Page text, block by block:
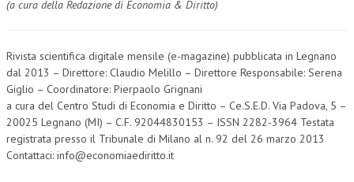
(a cura della Redazione di Economia & Diritto)
Rivista scientifica digitale mensile (e-magazine) pubblicata in Legnano
dal 2013 – Direttore: Claudio Melillo – Direttore Responsabile: Serena
Giglio – Coordinatore: Pierpaolo Grignani
a cura del Centro Studi di Economia e Diritto – Ce.S.E.D. Via Padova, 5 –
20025 Legnano (MI) – C.F. 92044830153 – ISSN 2282-3964 Testata
registrata presso il Tribunale di Milano al n. 92 del 26 marzo 2013
Contattaci: info@economiaediritto.it